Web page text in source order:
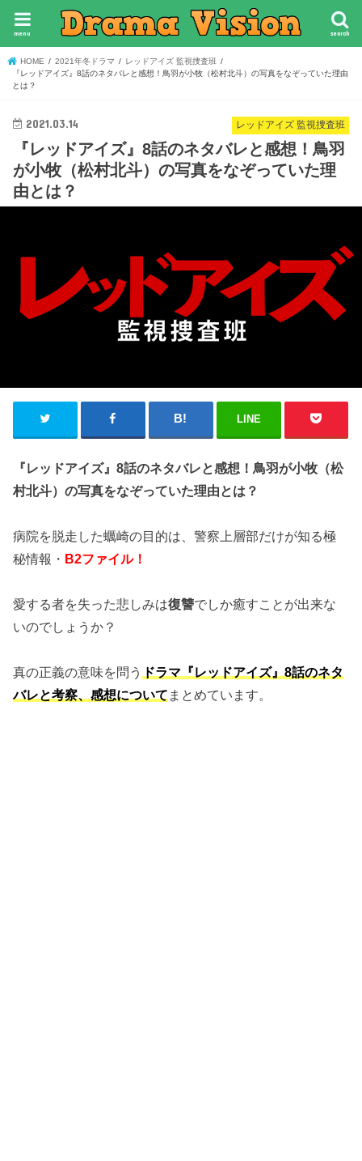
search
menu
HOME 2021年冬ドラマ
レッドアイズ 監視捜査班
『レッドアイズ』8話のネタバレと感想！鳥羽が小牧（松村北斗）の写真をなぞっていた理由
とは？
レッドアイズ 監視捜査班
2021.03.14
『レッドアイズ』8話のネタバレと感想！鳥羽
が小牧（松村北斗）の写真をなぞっていた理
由とは？
LINE
『レッドアイズ』8話のネタバレと感想！鳥羽が小牧（松
村北斗）の写真をなぞっていた理由とは？
病院を脱走した蠣崎の目的は、警察上層部だけが知る極
秘情報・ B2ファイル！
愛する者を失った悲しみは復讐でしか癒すことが出来な
いのでしょうか？
真の正義の意味を問う ドラマ『レッドアイズ』8話のネタ
バレと考察、感想について まとめています。